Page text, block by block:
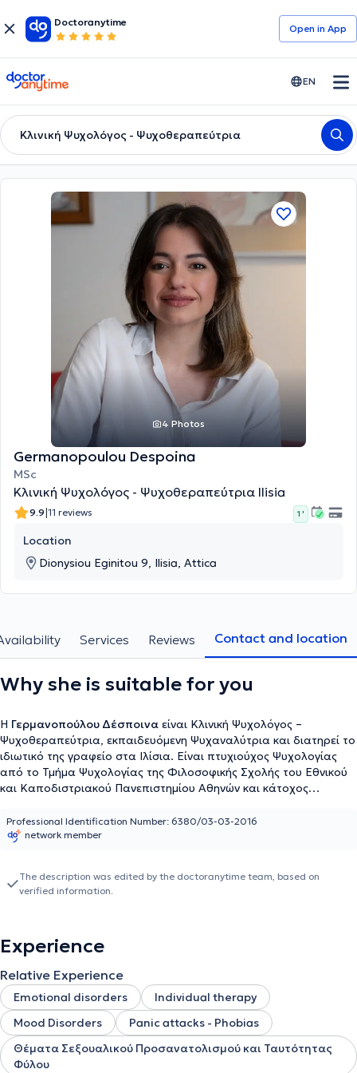
Doctoranytime
Open in Αpp
doctoranytime EN
Κλινική Ψυχολόγος - Ψυχοθεραπεύτρια
4 Photos
Germanopoulou Despoina
MSc
Κλινική Ψυχολόγος - Ψυχοθεραπεύτρια Ilisia
9.9|11 reviews 1 '
Location
Dionysiou Eginitou 9, Ilisia, Attica
Services Reviews Contact and location
Why she is suitable for you
Η Γερμανοπούλου Δέσποινα είναι Κλινική Ψυχολόγος –
Ψυχοθεραπεύτρια, εκπαιδευόμενη Ψυχαναλύτρια και διατηρεί το
ιδιωτικό της γραφείο στα Ιλίσια. Είναι πτυχιούχος Ψυχολογίας
από το Τμήμα Ψυχολογίας της Φιλοσοφικής Σχολής του Εθνικού
και Καποδιστριακού Πανεπιστημίου Αθηνών και κάτοχος
εξειδίκευση στην ψυχαναλυτική ψυχοπαθολογία παιδιών, εφήβων
και ενηλίκων, από το τμήμα Ψυχαναλυτικών Σπουδών του
του Συλλόγου Ελλήνων Ψυχολόγων. Μετά το πέρας των σπουδών
της και όσο βρισκόταν στο Παρίσι, ολοκλήρωσε μία εκπαίδευση
προγραμμάτων που άπτονται των κλινικών της ενδιαφερόντων :
ταυτότητας φύλου, διαταραχές πρόσληψης τροφής,
ψυχαναλυτική προσέγγιση του σώματος, μετατραυματικό στρες
και πένθος. Κατά τη διάρκεια της επαγγελματικής της πορείας
έχει εργαστεί σε μερικούς από τους μεγαλύτερους φορείς ψυχικής
υγείας στην Ελλάδα και τη Γαλλία (ASM13, Hôpital Sainte – Anne,
Αιγινήτειο Νοσοκομείο, ΕΠΑΨΥ, ΙΨΥΠΕ), αποκτώντας πολύτιμη
Professional Identification Number: 6380/03-03-2016
network member
The description was edited by the doctoranytime team, based on
verified information.
Experience
Relative Experience
Emotional disorders
Individual therapy
Mood Disorders
Panic attacks - Phobias
Θέματα Σεξουαλικού Προσανατολισμού και Ταυτότητας
Φύλου